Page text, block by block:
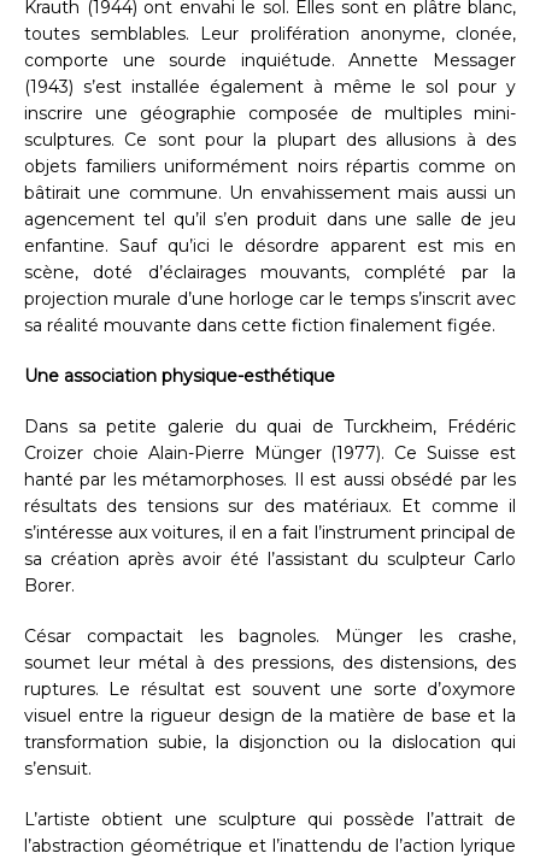
Krauth (1944) ont envahi le sol. Elles sont en plâtre blanc,
toutes semblables. Leur prolifération anonyme, clonée,
comporte une sourde inquiétude. Annette Messager
(1943) s’est installée également à même le sol pour y
inscrire une géographie composée de multiples mini-
sculptures. Ce sont pour la plupart des allusions à des
objets familiers uniformément noirs répartis comme on
bâtirait une commune. Un envahissement mais aussi un
agencement tel qu’il s’en produit dans une salle de jeu
enfantine. Sauf qu’ici le désordre apparent est mis en
scène, doté d’éclairages mouvants, complété par la
projection murale d’une horloge car le temps s’inscrit avec
sa réalité mouvante dans cette fiction finalement figée.
Une association physique-esthétique
Dans sa petite galerie du quai de Turckheim, Frédéric
Croizer choie Alain-Pierre Münger (1977). Ce Suisse est
hanté par les métamorphoses. Il est aussi obsédé par les
résultats des tensions sur des matériaux. Et comme il
s’intéresse aux voitures, il en a fait l’instrument principal de
sa création après avoir été l’assistant du sculpteur Carlo
Borer.
César compactait les bagnoles. Münger les crashe,
soumet leur métal à des pressions, des distensions, des
ruptures. Le résultat est souvent une sorte d’oxymore
visuel entre la rigueur design de la matière de base et la
transformation subie, la disjonction ou la dislocation qui
s’ensuit.
L’artiste obtient une sculpture qui possède l’attrait de
l’abstraction géométrique et l’inattendu de l’action lyrique